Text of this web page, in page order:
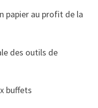
papier au profit de la
des outils de
buffets